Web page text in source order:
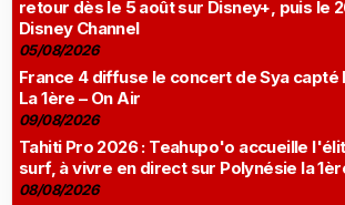
retour dès le 5 août sur Disney+, puis le
Disney Channel
05/08/2026
France 4 diffuse le concert de Sya capté
La 1ère – On Air
09/08/2026
Tahiti Pro 2026 : Teahupo'o accueille
surf, à vivre en direct sur Polynésie la
08/08/2026